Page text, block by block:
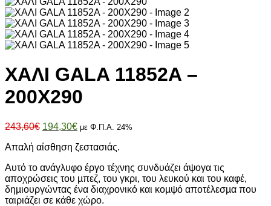
ΧΑΛΙ GALA 11852A –
200X290
243,60€ Original
was:
194,30€Η
τιμή
194,30€.
με Φ.Π.Α. 24%
Απαλή αίσθηση ζεστασιάς.
Αυτό το ανάγλυφο έργο τέχνης συνδυάζει άψογα τις
αποχρώσεις του µπεζ, του γκρι, του λευκού και του καφέ,
δηµιουργώντας ένα διαχρονικό και κοµψό αποτέλεσµα που
ταιριάζει σε κάθε χώρο.